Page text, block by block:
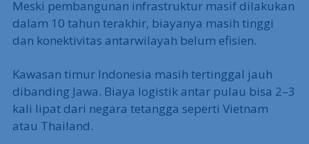
lambat, sehingga ekonomi nasional sulit lepas dari
level pertumbuhan 5%.
Infrastruktur dan Efisiensi Logistik
Meski pembangunan infrastruktur masif dilakukan
dalam 10 tahun terakhir, biayanya masih tinggi
dan konektivitas antarwilayah belum efisien.